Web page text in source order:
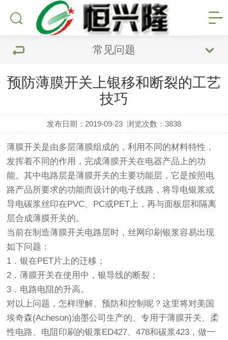
常见问题
预防薄膜开关上银移和断裂的工艺
技巧
发布日期：2019-09-23 浏览次数：3838
薄膜开关是由多层薄膜组成的，利用不同的材料特性，
发挥着不同的作用，完成薄膜开关在电器产品上的功
能。其中电路层是薄膜开关的主要功能层，它是按照电
路产品所要求的功能而设计的电子线路，将导电银浆或
导电碳浆丝印在PVC、PC或PET上，再与面板层和隔离
层合成薄膜开关的。
当前在制造薄膜开关电路层时，丝网印刷银浆容易出现
如下问题：
1．银在PET片上的迁移；
2．薄膜开关在使用中，银导线的断裂；
3．电路电阻的升高。
对以上问题，怎样理解、预防和控制呢？这里将对美国
埃奇森(Acheson)油墨公司生产的、专用于薄膜开关、柔
性电路、电阻印刷的银浆ED427、478和碳浆423，做一